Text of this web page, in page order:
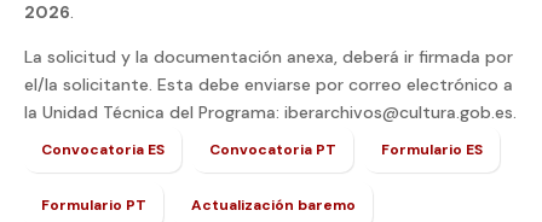
2026.
La solicitud y la documentación anexa, deberá ir firmada por
el/la solicitante. Esta debe enviarse por correo electrónico a
la Unidad Técnica del Programa: iberarchivos@cultura.gob.es.
Convocatoria ES Convocatoria PT Formulario ES
Formulario PT Actualización baremo